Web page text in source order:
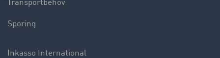
Transportbehov
Sporing
Inkasso International